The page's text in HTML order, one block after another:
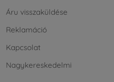
Áru visszaküldése
Reklamáció
Kapcsolat
Nagykereskedelmi